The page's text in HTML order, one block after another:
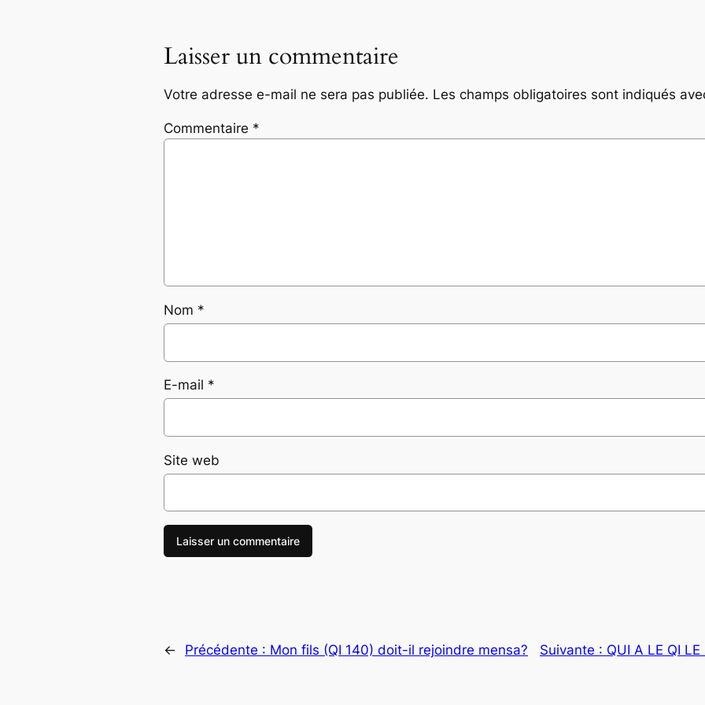
Laisser un commentaire
Votre adresse e-mail ne sera pas publiée. Les champs obligatoires sont indiqués
Commentaire *
Nom *
E-mail *
Site web
← Précédente : Mon fils (QI 140) doit-il rejoindre mensa? Suivante : QUI A LE QI